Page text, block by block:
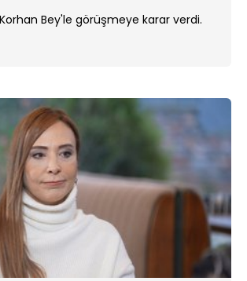
Bey'le görüşmeye karar verdi.